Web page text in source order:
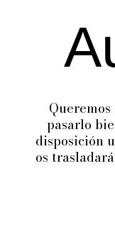
pasarlo
disposición
os